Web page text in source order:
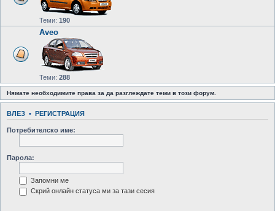
Теми: 190
Aveo
Теми: 288
Нямате необходимите права за да разглеждате теми в този форум.
ВЛЕЗ • РЕГИСТРАЦИЯ
Потребителско име:
Парола:
Запомни ме
Скрий онлайн статуса ми за тази сесия